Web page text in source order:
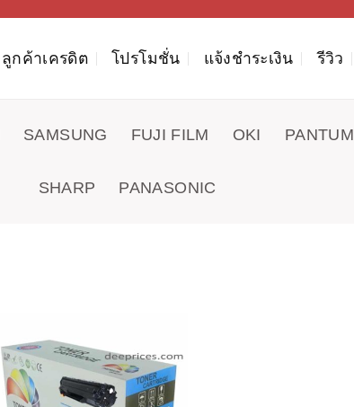
ลูกค้าเครดิต โปรโมชั่น แจ้งชำระเงิน รีวิว
SAMSUNG FUJI FILM OKI PANTUM
SHARP PANASONIC